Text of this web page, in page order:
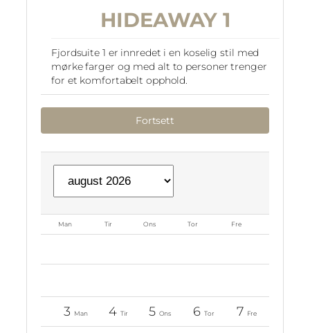
HIDEAWAY 1
Fjordsuite 1 er innredet i en koselig stil med
mørke farger og med alt to personer trenger
for et komfortabelt opphold.
Fortsett
Man Tir Ons Tor Fre
3 Man 4 Tir 5 Ons 6 Tor 7 Fre